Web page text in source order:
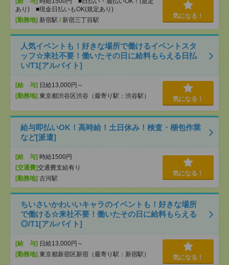
あり) ■現金日払いもOK(規定あり)
[勤務地] 新宿駅 / 新宿三丁目駅
気になる！
人気イベントも！好きな場所で働けるイベントスタ
ッフ☆来社不要！働いたその日に給料もらえる日払
い/T1[アルバイト]
[給 与] 日給13,000円～
[勤務地] 東京都渋谷区渋谷（最寄り駅：渋谷駅） 気になる！
給与即払いOK！高時給！土日休み！検査・梱包作業
など[派遣]
[給 与] 時給1500円
[交通費]交通費支給有り
[勤務地] 古河駅
気になる！
ちいさいかわいいキャラのイベントも！好きな場所
で働ける☆来社不要！働いたその日に給料もらえる
◎/T1[アルバイト]
[給 与] 日給13,000円～
[勤務地] 東京都新宿区新宿（最寄り駅：新宿駅） 気になる！